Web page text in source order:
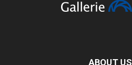
ABOUT US